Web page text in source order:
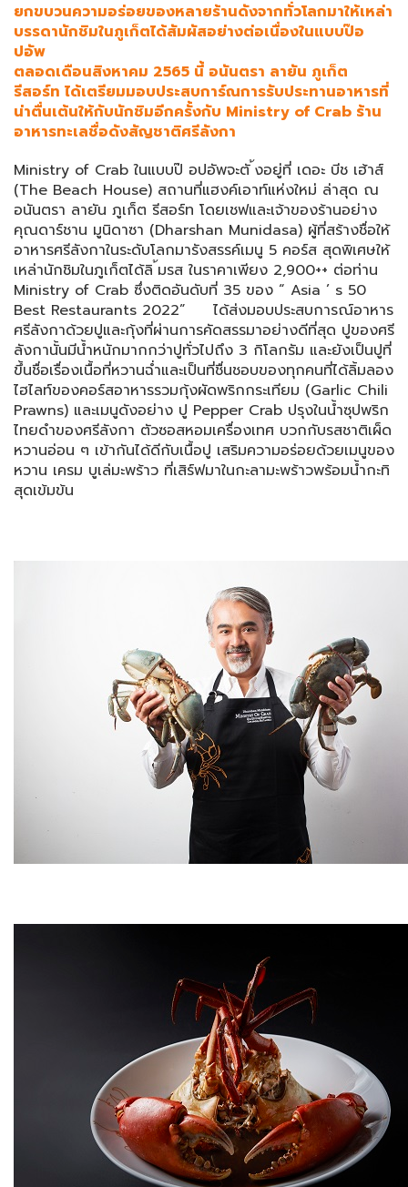
ยกขบวนความอร่อยของหลายร้านดังจากทั่วโลกมาให้เหล่า
บรรดานักชิมในภูเก็ตได้สัมผัสอย่างต่อเนื่องในแบบป๊อ
ปอัพ
ตลอดเดือนสิงหาคม 2565 นี้ อนันตรา ลายัน ภูเก็ต
รีสอร์ท ได้เตรียมมอบประสบการ์ณการรับประทานอาหารที่
น่าตื่นเต้นให้กับนักชิมอีกครั้งกับ Ministry of Crab ร้าน
อาหารทะเลชื่อดังสัญชาติศรีลังกา
Ministry of Crab ในแบบป๊ อปอัพจะตั ้งอยู่ที่ เดอะ บีช เฮ้าส์
(The Beach House) สถานที่แฮงค์เอาท์แห่งใหม่ ล่าสุด ณ
อนันตรา ลายัน ภูเก็ต รีสอร์ท โดยเชฟและเจ้าของร้านอย่าง
คุณดาร์ชาน มูนิดาซา (Dharshan Munidasa) ผู้ที่สร้างชื่อให้
อาหารศรีลังกาในระดับโลกมารังสรรค์เมนู 5 คอร์ส สุดพิเศษให้
เหล่านักชิมในภูเก็ตได้ลิ ้มรส ในราคาเพียง 2,900++ ต่อท่าน
Ministry of Crab ซึ่งติดอันดับที่ 35 ของ “ Asia ’ s 50
Best Restaurants 2022” ได้ส่งมอบประสบการณ์อาหาร
ศรีลังกาด้วยปูและกุ้งที่ผ่านการคัดสรรมาอย่างดีที่สุด ปูของศรี
ลังกานั้นมีน้ำหนักมากกว่าปูทั่วไปถึง 3 กิโลกรัม และยังเป็นปูที่
ขึ้นชื่อเรื่องเนื้อที่หวานฉ่ำและเป็นที่ชื่นชอบของทุกคนที่ได้ลิ้มลอง
ไฮไลท์ของคอร์สอาหารรวมกุ้งผัดพริกกระเทียม (Garlic Chili
Prawns) และเมนูดังอย่าง ปู Pepper Crab ปรุงในน้ำซุปพริก
ไทยดำของศรีลังกา ตัวซอสหอมเครื่องเทศ บวกกับรสชาติเผ็ด
หวานอ่อน ๆ เข้ากันได้ดีกับเนื้อปู เสริมความอร่อยด้วยเมนูของ
หวาน เครม บูเล่มะพร้าว ที่เสิร์ฟมาในกะลามะพร้าวพร้อมน้ำกะทิ
สุดเข้มข้น